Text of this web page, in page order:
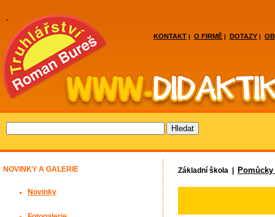
KONTAKT | O FIRMĚ | DOTAZY |
Základní škola |
NOVINKY A GALERIE
Novinky